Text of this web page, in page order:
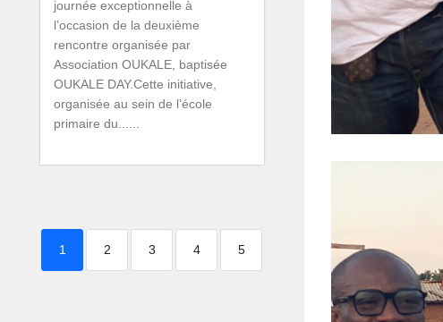
journée exceptionnelle à
l’occasion de la deuxième
rencontre organisée par
Association OUKALE, baptisée
OUKALE DAY.Cette initiative,
organisée au sein de l’école
primaire du......
1 2 3 4 5